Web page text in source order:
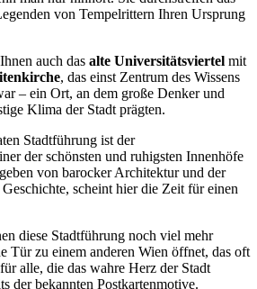
von Tempelrittern Ihren Ursprung
auch das alte Universitätsviertel mit
, das einst Zentrum des Wissens
– ein Ort, an dem große Denker und
Klima der Stadt prägten.
Stadtführung ist der
der schönsten und ruhigsten Innenhöfe
von barocker Architektur und der
scheint hier die Zeit für einen
diese Stadtführung noch viel mehr
Tür zu einem anderen Wien öffnet, das oft
alle, die das wahre Herz der Stadt
der bekannten Postkartenmotive.